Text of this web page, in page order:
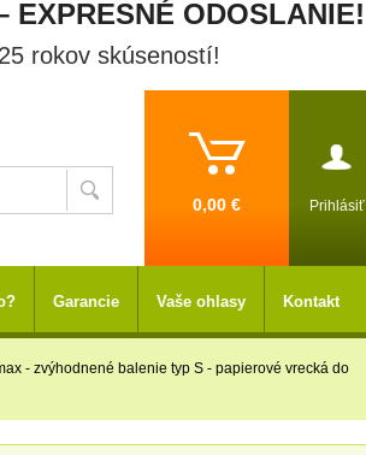
EXPRESNÉ ODOSLANIE!
rokov skúseností!
Prihlásiť
0,00 €
- zvýhodnené balenie typ S - papierové vrecká do
Garancie Vaše ohlasy Kontakt